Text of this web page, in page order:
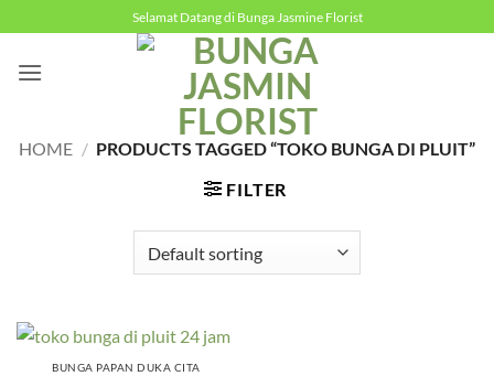
to
content
Selamat Datang di Bunga Jasmine Florist
HOME / PRODUCTS TAGGED “TOKO BUNGA DI PLUIT”
FILTER
BUNGA PAPAN DUKA CITA